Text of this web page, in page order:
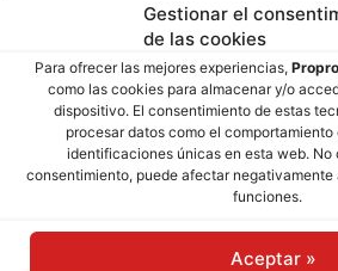
Gestionar el
de las cookies
Para ofrecer las mejores experiencias,
como las cookies para almacenar y/o
dispositivo. El consentimiento de estas
procesar datos como el
identificaciones únicas en esta web. No
consentimiento, puede afectar
funciones.
Aceptar »
SOBRE
Director: José Mª Pagador-
José María Pagador Otero
Para preservar nuestra
admite publicidad ni
privadas. Ninguno de nuestros